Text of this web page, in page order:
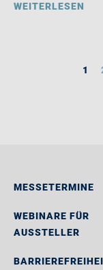
WEITERLESEN
1
MESSETERMINE
WEBINARE FÜR
AUSSTELLER